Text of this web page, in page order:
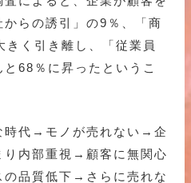
らの誘引」の9％、「商
く引き離し、「従業員
68％に昇ったというこ
時代→モノが売れない→企
内部重視→顧客に無関心
品質低下→さらに売れな